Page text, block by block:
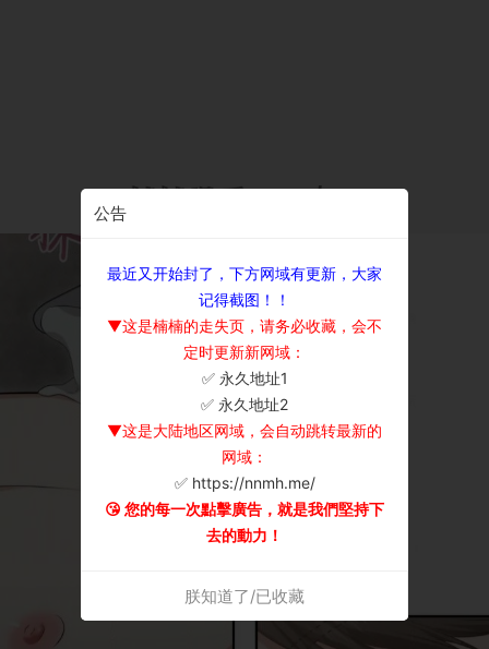
公告
最近又开始封了，下方网域有更新，大家
记得截图！！
▼这是楠楠的走失页，请务必收藏，会不
定时更新新网域：
✅ 永久地址1
✅ 永久地址2
▼这是大陆地区网域，会自动跳转最新的
网域：
✅ https://nnmh.me/
😘 您的每一次點擊廣告，就是我們堅持下
去的動力！
朕知道了/已收藏